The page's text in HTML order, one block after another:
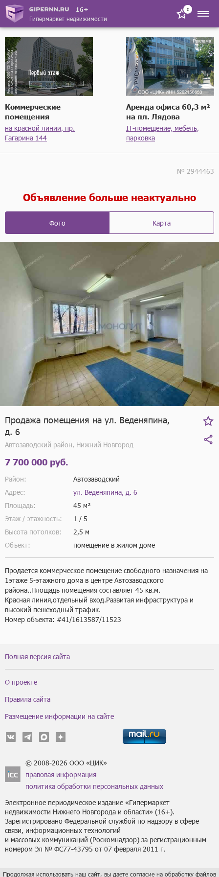
16+
Гипермаркет недвижимости
0
Коммерческие
помещения
на красной линии, пр.
Гагарина 144
Аренда офиса 60,3 м²
на пл. Лядова
IT-помещение, мебель,
парковка
№ 2944463
Объявление больше неактуально
Фото Карта
Продажа помещения на ул. Веденяпина,
д. 6
Автозаводский район, Нижний Новгород
7 700 000 руб.
Район:
Автозаводский
Адрес:
ул. Веденяпина, д. 6
Площадь:
45 м²
Этаж / этажность:
1 / 5
Высота потолков:
2,5 м
Объект:
помещение в жилом доме
Продается коммерческое помещение свободного назначения на
1этаже 5-этажного дома в центре Автозаводского
района..Площадь помещения составляет 45 кв.м.
Красная линия,отдельный вход.Развитая инфраструктура и
высокий пешеходный трафик.
Номер объекта: #41/1613587/11523
Полная версия сайта
О проекте
Правила сайта
Размещение информации на сайте
© 2008-2026 ООО «ЦИК»
правовая информация
политика обработки персональных данных
Электронное периодическое издание «Гипермаркет
недвижимости Нижнего Новгорода и области» (16+).
Зарегистрировано Федеральной службой по надзору в сфере
связи, информационных технологий
и массовых коммуникаций (Роскомнадзор) за регистрационным
номером Эл № ФС77-43795 от 07 февраля 2011 г.
Продолжая использовать наш сайт, вы даете согласие на обработку файлов